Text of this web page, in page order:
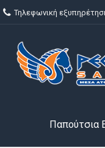
Τηλεφωνική
Παπούτσια